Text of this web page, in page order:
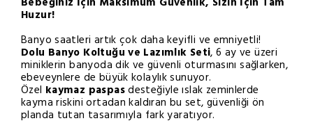
Huzur!
Banyo saatleri artık çok daha keyifli ve emniyetli!
Dolu Banyo Koltuğu ve Lazımlık Seti, 6 ay ve üzeri
miniklerin banyoda dik ve güvenli oturmasını sağlarken,
ebeveynlere de büyük kolaylık sunuyor.
Özel kaymaz paspasdesteğiyle ıslak zeminlerde
kayma riskini ortadan kaldıran bu set, güvenliği ön
planda tutan tasarımıyla fark yaratıyor.